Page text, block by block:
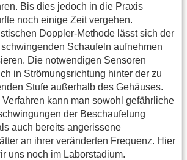
Bis dies jedoch in die Praxis
noch einige Zeit vergehen.
Doppler-Methode lässt sich der
Schaufeln aufnehmen
Die notwendigen Sensoren
in Strömungsrichtung hinter der zu
Stufe außerhalb des Gehäuses.
Verfahren kann man sowohl gefährliche
der Beschaufelung
auch bereits angerissene
an ihrer veränderten Frequenz. Hier
uns noch im Laborstadium.